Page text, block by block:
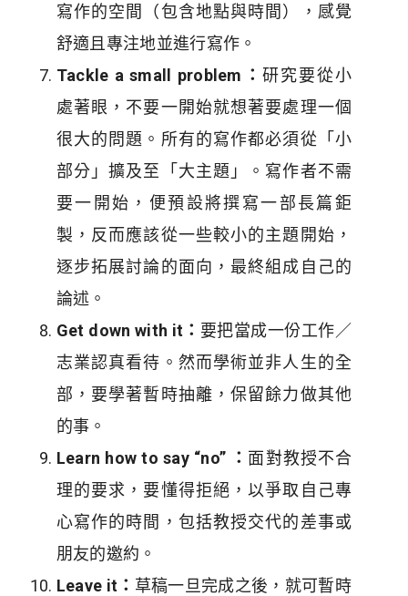
寫作的空間（包含地點與時間），感覺
舒適且專注地並進行寫作。
Tackle a small problem： 研究要從小
處著眼，不要一開始就想著要處理一個
很大的問題。所有的寫作都必須從「小
部分」擴及至「大主題」。寫作者不需
要一開始，便預設將撰寫一部長篇鉅
製，反而應該從一些較小的主題開始，
逐步拓展討論的面向，最終組成自己的
論述。
Get down with it： 要把當成一份工作／
志業認真看待。然而學術並非人生的全
部，要學著暫時抽離，保留餘力做其他
的事。
Learn how to say “no” ： 面對教授不合
理的要求，要懂得拒絕，以爭取自己專
心寫作的時間，包括教授交代的差事或
朋友的邀約。
Leave it： 草稿一旦完成之後，就可暫時